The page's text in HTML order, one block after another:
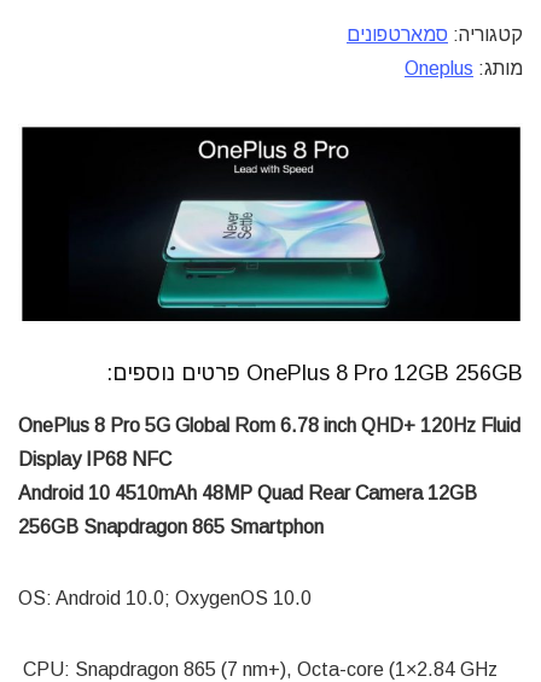
קטגוריה: סמארטפונים
מותג: Oneplus
OnePlus 8 Pro 12GB 256GB פרטים נוספים:
OnePlus 8 Pro 5G Global Rom 6.78 inch QHD+ 120Hz Fluid
Display IP68 NFC
Android 10 4510mAh 48MP Quad Rear Camera 12GB
256GB Snapdragon 865 Smartphon
OS: Android 10.0; OxygenOS 10.0
CPU: Snapdragon 865 (7 nm+), Octa-core (1×2.84 GHz